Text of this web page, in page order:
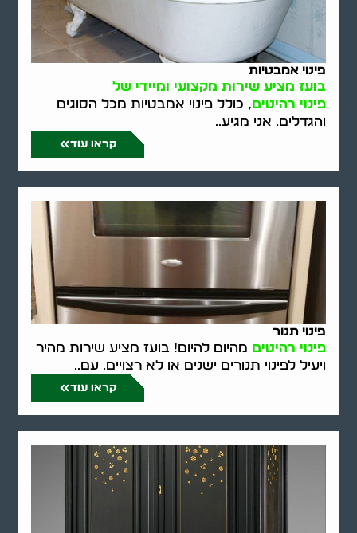
פינוי אמבטיות
בועז מציע שירות מקצועי ומיידי של
פינוי רהיטים, כולל פינוי אמבטיות מכל הסוגים
והגדלים. אני מגיע..
קראו עוד
פינוי תנור
פינוי רהיטים מהיום להיום! בועז מציע שירות מהיר
ויעיל לפינוי תנורים ישנים או לא רצויים. עם..
קראו עוד